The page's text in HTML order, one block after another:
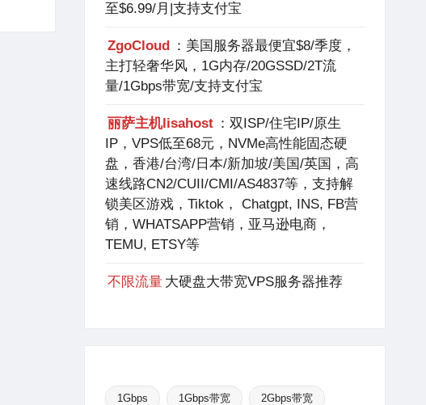
至$6.99/月|支持支付宝
ZgoCloud ：美国服务器最便宜$8/季度，
主打轻奢华风，1G内存/20GSSD/2T流
量/1Gbps带宽/支持支付宝
丽萨主机lisahost ：双ISP/住宅IP/原生
IP，VPS低至68元，NVMe高性能固态硬
盘，香港/台湾/日本/新加坡/美国/英国，高
速线路CN2/CUII/CMI/AS4837等，支持解
锁美区游戏，Tiktok， Chatgpt, INS, FB营
销，WHATSAPP营销，亚马逊电商，
TEMU, ETSY等
不限流量 大硬盘大带宽VPS服务器推荐
1Gbps 1Gbps带宽 2Gbps带宽